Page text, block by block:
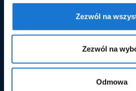
końcowym w wybranym przez
przycisk "Zapisz ustawienia".
czasie, w łatwy sposób możesz
pierwotnie ustawienia.
znajdziesz wPolityce
Zezwól na
Zezwól na
Odmowa